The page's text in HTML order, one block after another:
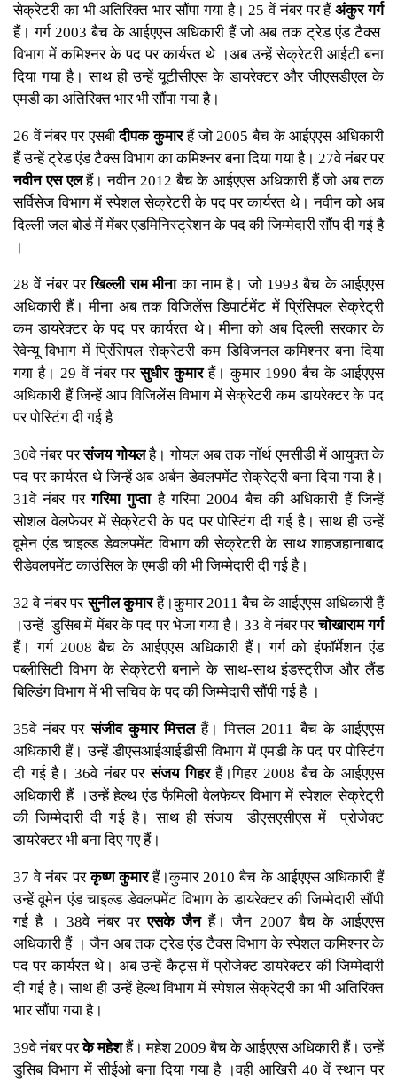
सेक्रेटरी का भी अतिरिक्त भार सौंपा गया है। 25 वें नंबर पर हैंअंकुर गर्ग
हैं। गर्ग 2003 बैच के आईएएस अधिकारी हैं जो अब तक ट्रेड एंड टैक्स
विभाग में कमिश्नर के पद पर कार्यरत थे ।अब उन्हें सेक्रेटरी आईटी बना
दिया गया है। साथ ही उन्हें यूटीसीएस के डायरेक्टर और जीएसडीएल के
एमडी का अतिरिक्त भार भी सौंपा गया है।
26 वें नंबर पर एसबीदीपक कुमारहैं जो 2005 बैच के आईएएस अधिकारी
हैं उन्हें ट्रेड एंड टैक्स विभाग का कमिश्नर बना दिया गया है। 27वे नंबर पर
नवीन एस एलहैं। नवीन 2012 बैच के आईएएस अधिकारी हैं जो अब तक
सर्विसेज विभाग में स्पेशल सेक्रेटरी के पद पर कार्यरत थे। नवीन को अब
दिल्ली जल बोर्ड में मेंबर एडमिनिस्ट्रेशन के पद की जिम्मेदारी सौंप दी गई है
।
28 वें नंबर परखिल्ली राम मीनाका नाम है। जो 1993 बैच के आईएएस
अधिकारी हैं। मीना अब तक विजिलेंस डिपार्टमेंट में प्रिंसिपल सेक्रेट्री
कम डायरेक्टर के पद पर कार्यरत थे। मीना को अब दिल्ली सरकार के
रेवेन्यू विभाग में प्रिंसिपल सेक्रेटरी कम डिविजनल कमिश्नर बना दिया
गया है। 29 वें नंबर परसुधीर कुमारहैं। कुमार 1990 बैच के आईएएस
अधिकारी हैं जिन्हें आप विजिलेंस विभाग में सेक्रेटरी कम डायरेक्टर के पद
पर पोस्टिंग दी गई है
30वे नंबर परसंजय गोयलहै। गोयल अब तक नॉर्थ एमसीडी में आयुक्त के
पद पर कार्यरत थे जिन्हें अब अर्बन डेवलपमेंट सेक्रेट्री बना दिया गया है।
31वे नंबर परगरिमा गुप्ताहै गरिमा 2004 बैच की अधिकारी हैं जिन्हें
सोशल वेलफेयर में सेक्रेटरी के पद पर पोस्टिंग दी गई है। साथ ही उन्हें
वूमेन एंड चाइल्ड डेवलपमेंट विभाग की सेक्रेटरी के साथ शाहजहानाबाद
रीडेवलपमेंट काउंसिल के एमडी की भी जिम्मेदारी दी गई है।
32 वे नंबर परसुनील कुमारहैं।कुमार 2011 बैच के आईएएस अधिकारी हैं
।उन्हें डुसिब में मेंबर के पद पर भेजा गया है। 33 वे नंबर परचोखाराम गर्ग
हैं। गर्ग 2008 बैच के आईएएस अधिकारी हैं। गर्ग को इंफॉर्मेशन एंड
पब्लीसिटी विभग के सेक्रेटरी बनाने के साथ-साथ इंडस्ट्रीज और लैंड
बिल्डिंग विभाग में भी सचिव के पद की जिम्मेदारी सौंपी गई है ।
35वे नंबर परसंजीव कुमार मित्तलहैं। मित्तल 2011 बैच के आईएएस
अधिकारी हैं। उन्हें डीएसआईआईडीसी विभाग में एमडी के पद पर पोस्टिंग
दी गई है। 36वे नंबर परसंजय गिहरहैं।गिहर 2008 बैच के आईएएस
अधिकारी हैं ।उन्हें हेल्थ एंड फैमिली वेलफेयर विभाग में स्पेशल सेक्रेट्री
की जिम्मेदारी दी गई है। साथ ही संजय डीएसएसीएस में प्रोजेक्ट
डायरेक्टर भी बना दिए गए हैं।
37 वे नंबर परकृष्ण कुमारहैं।कुमार 2010 बैच के आईएएस अधिकारी हैं
उन्हें वूमेन एंड चाइल्ड डेवलपमेंट विभाग के डायरेक्टर की जिम्मेदारी सौंपी
गई है । 38वे नंबर परएसके जैनहैं। जैन 2007 बैच के आईएएस
अधिकारी हैं । जैन अब तक ट्रेड एंड टैक्स विभाग के स्पेशल कमिश्नर के
पद पर कार्यरत थे। अब उन्हें कैट्स में प्रोजेक्ट डायरेक्टर की जिम्मेदारी
दी गई है। साथ ही उन्हें हेल्थ विभाग में स्पेशल सेक्रेट्री का भी अतिरिक्त
भार सौंपा गया है।
39वे नंबर परके महेशहैं। महेश 2009 बैच के आईएएस अधिकारी हैं। उन्हें
डुसिब विभाग में सीईओ बना दिया गया है ।वही आखिरी 40 वें स्थान पर